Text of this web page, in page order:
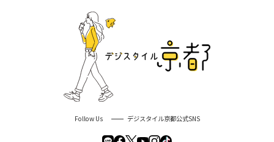
Follow Us デジスタイル京都公式SNS